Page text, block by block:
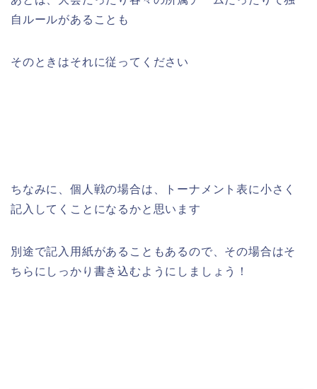
自ルールがあることも
そのときはそれに従ってください
ちなみに、個人戦の場合は、トーナメント表に小さく
記入してくことになるかと思います
別途で記入用紙があることもあるので、その場合はそ
ちらにしっかり書き込むようにしましょう！